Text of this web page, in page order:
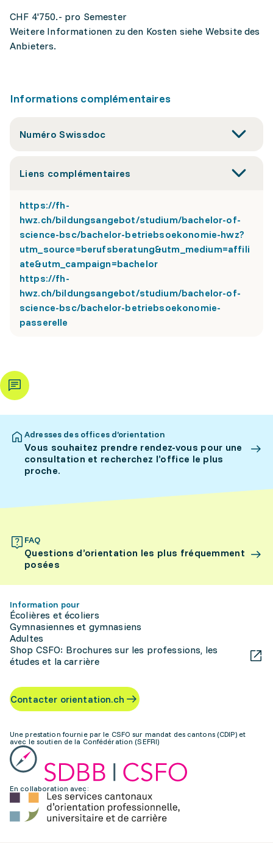
CHF 4'750.- pro Semester
Weitere Informationen zu den Kosten siehe Website des
Anbieters.
Informations complémentaires
Numéro Swissdoc
Liens complémentaires
https://fh-
hwz.ch/bildungsangebot/studium/bachelor-of-
science-bsc/bachelor-betriebsoekonomie-hwz?
utm_source=berufsberatung&utm_medium=affili
ate&utm_campaign=bachelor
https://fh-
hwz.ch/bildungsangebot/studium/bachelor-of-
science-bsc/bachelor-betriebsoekonomie-
passerelle
Adresses des offices d’orientation
Vous souhaitez prendre rendez-vous pour une
consultation et recherchez l’office le plus
proche.
FAQ
Questions d’orientation les plus fréquemment
posées
Information pour
Écolières et écoliers
Gymnasiennes et gymnasiens
Adultes
Shop CSFO: Brochures sur les professions, les
études et la carrière
Contacter orientation.ch
Une prestation fournie par le CSFO sur mandat des cantons (CDIP) et
avec le soutien de la Confédération (SEFRI)
En collaboration avec: